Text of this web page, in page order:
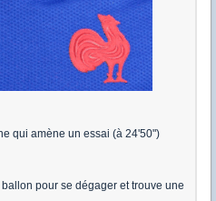
qui amène un essai (à 24'50")
pour se dégager et trouve une